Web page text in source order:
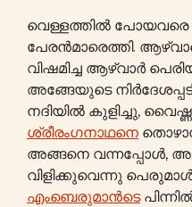
വെള്ളത്തിൽ
പേരൻമാരെത്തി.
വിഷമിച്ച ആഴ്വാർ
അങ്ങേയുടെ
നദിയിൽ കുളിച്ചു,
ശ്രീരംഗനാഥനെ
അങ്ങനെ വന്നപ്പോൾ,
വിളിക്കുവെന്നു
എംബെരുമാൻടെ